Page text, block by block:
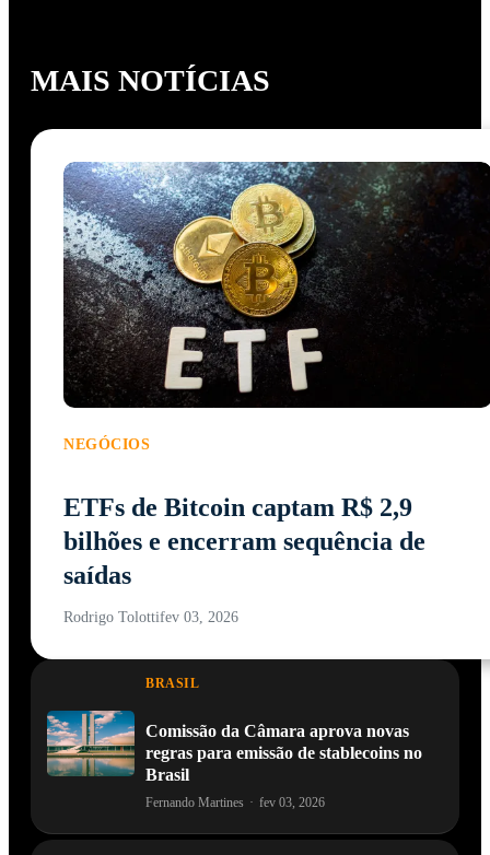
MAIS NOTÍCIAS
NEGÓCIOS
ETFs de Bitcoin captam R$ 2,9
bilhões e encerram sequência de
saídas
Rodrigo Tolottifev 03, 2026
BRASIL
Comissão da Câmara aprova novas
regras para emissão de stablecoins no
Brasil
Fernando Martines · fev 03, 2026